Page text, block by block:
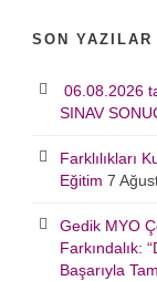
SON YAZILAR
06.08.2026
SINAV
Farklılıkları
Eğitim 7
Gedik MYO
Farkındalık:
Başarıyla